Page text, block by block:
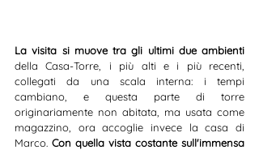
La visita si muove tra gli ultimi due ambienti
della Casa-Torre, i più alti e i più recenti,
collegati da una scala interna: i tempi
cambiano, e questa parte di torre
originariamente non abitata, ma usata come
magazzino, ora accoglie invece la casa di
Marco. Con quella vista costante sull'immensa